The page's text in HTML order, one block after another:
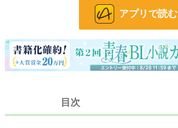
228,784 位 / 228,784 件
31,416 位 / 31,416 件
お気に入り 2
24h.ポイント 0 pt
2022.12.24 05:45
アプリで読む
目次